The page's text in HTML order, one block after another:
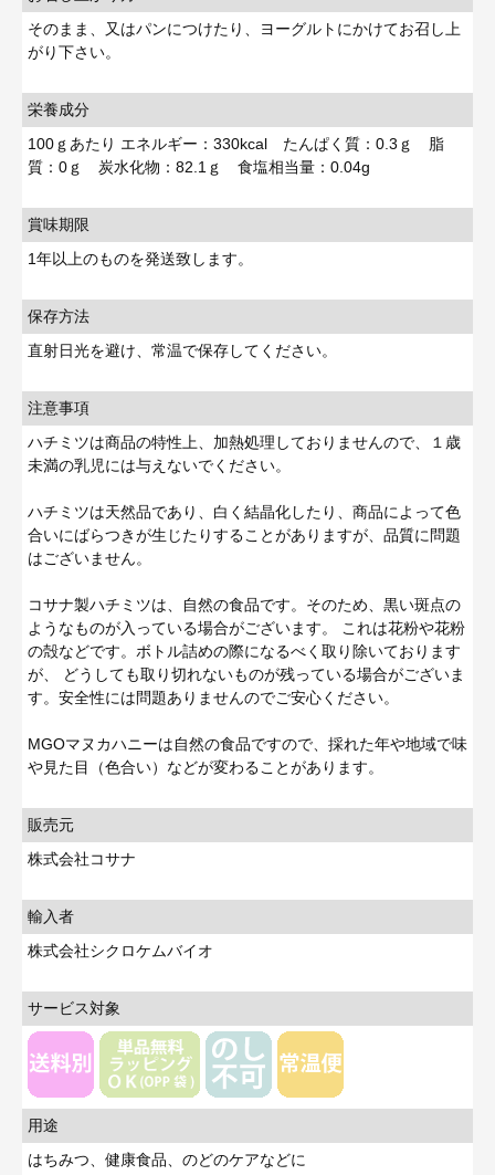
そのまま、又はパンにつけたり、ヨーグルトにかけてお召し上
がり下さい。
栄養成分
100ｇあたり エネルギー：330kcal たんぱく質：0.3ｇ 脂
質：0ｇ 炭水化物：82.1ｇ 食塩相当量：0.04g
賞味期限
1年以上のものを発送致します。
保存方法
直射日光を避け、常温で保存してください。
注意事項
ハチミツは商品の特性上、加熱処理しておりませんので、１歳
未満の乳児には与えないでください。
ハチミツは天然品であり、白く結晶化したり、商品によって色
合いにばらつきが生じたりすることがありますが、品質に問題
はございません。
コサナ製ハチミツは、自然の食品です。そのため、黒い斑点の
ようなものが入っている場合がございます。 これは花粉や花粉
の殻などです。ボトル詰めの際になるべく取り除いております
が、 どうしても取り切れないものが残っている場合がございま
す。安全性には問題ありませんのでご安心ください。
MGOマヌカハニーは自然の食品ですので、採れた年や地域で味
や見た目（色合い）などが変わることがあります。
販売元
株式会社コサナ
輸入者
株式会社シクロケムバイオ
サービス対象
用途
はちみつ、健康食品、のどのケアなどに